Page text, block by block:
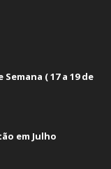
( 17 a 19 de
em Julho